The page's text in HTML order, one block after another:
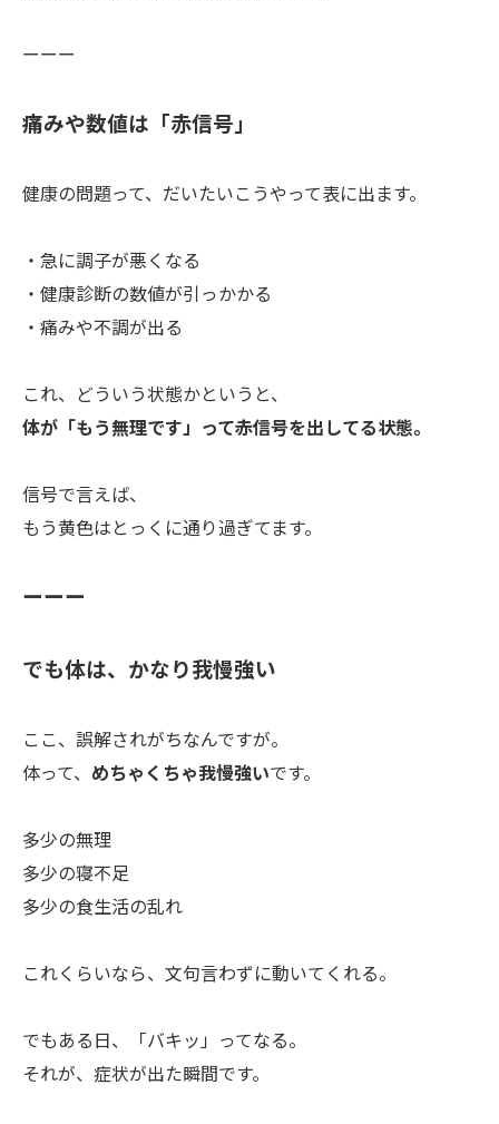
ーーー
痛みや数値は「赤信号」
健康の問題って、だいたいこうやって表に出ます。
・急に調子が悪くなる
・健康診断の数値が引っかかる
・痛みや不調が出る
これ、どういう状態かというと、
体が「もう無理です」って赤信号を出してる状態。
信号で言えば、
もう黄色はとっくに通り過ぎてます。
ーーー
でも体は、かなり我慢強い
ここ、誤解されがちなんですが。
体って、 めちゃくちゃ我慢強いです。
多少の無理
多少の寝不足
多少の食生活の乱れ
これくらいなら、文句言わずに動いてくれる。
でもある日、「バキッ」ってなる。
それが、症状が出た瞬間です。